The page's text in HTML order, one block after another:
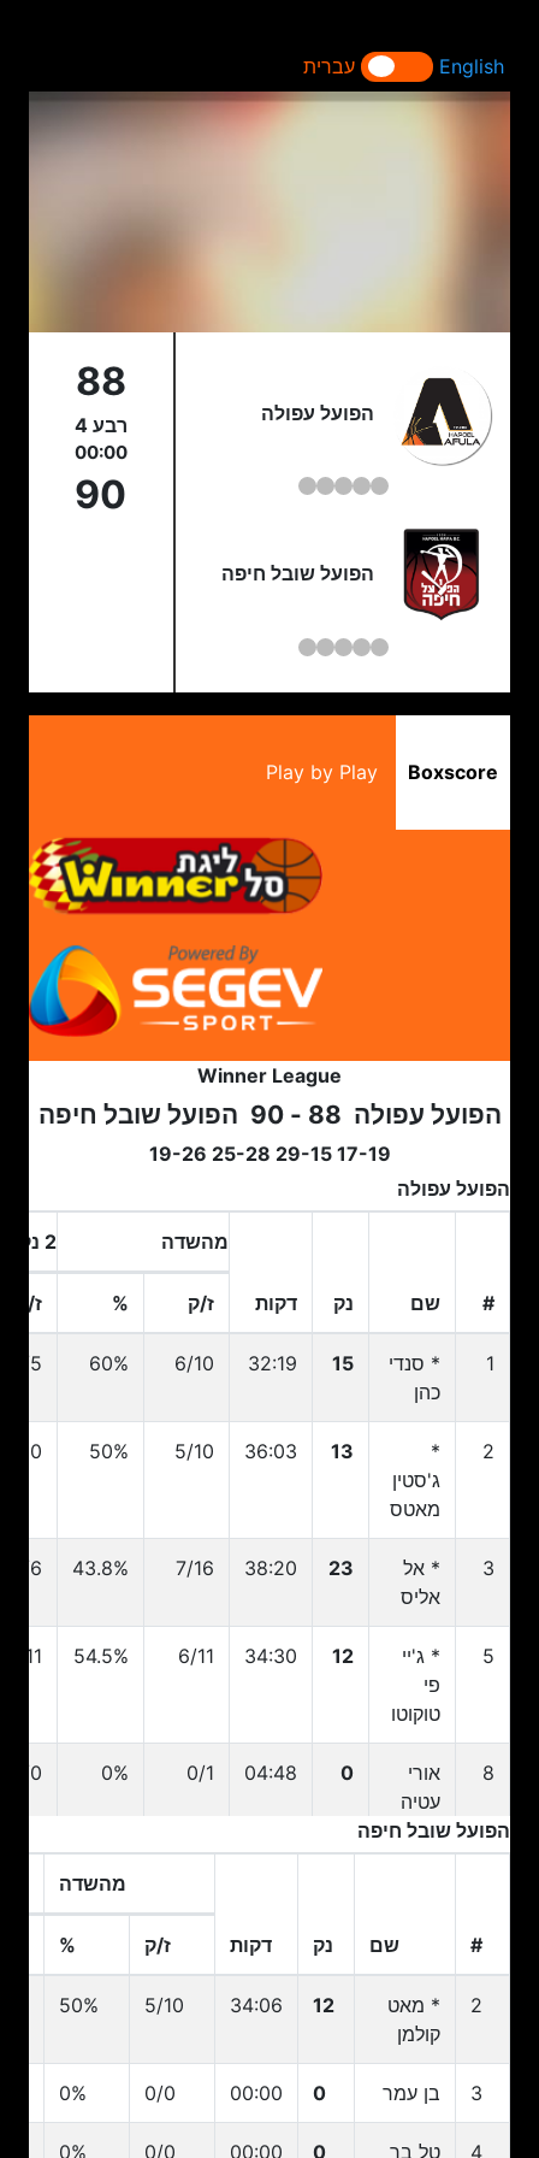
English עברית
הפועל עפולה
הפועל שובל חיפה
88
רבע 4
00:00
90
Boxscore
Play by Play
Winner League
הפועל עפולה 88 - 90 הפועל שובל חיפה
17-19 29-15 25-28 19-26
הפועל עפולה
# שם נק דקות
מהשדה 2 נק
ז/ק %
ז/ק
1
* סנדי
כהן
15
32:19
6/10
60%
4/5
2
*
ג'סטין
מאטס
13
36:03
5/10
50%
5/10
3
* אל
אליס
23
38:20
7/16
43.8%
4/6
5
* ג'יי
פי
טוקוטו
12
34:30
6/11
54.5%
6/11
8
אורי
עטיה
0
04:48
0/1
0%
0/0
11
בן
12
29:56
3/11
27.3%
3/6
13
* אייל
הראל
09:40
אורי
עובדיה
24
עידן
אלבר
0
01:04
0/0
0%
0/0
הפועל שובל חיפה
# שם נק דקות
מהשדה
ז/ק %
2
* מאט
קולמן
12
34:06
5/10
50%
3 בן עמר 0
00:00
0/0
0%
4 טל בר 0
00:00
0/0
0%